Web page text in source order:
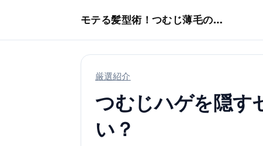
モテる髪型術！つむじ薄毛の隠し方
厳選紹介
つむじハゲを隠す
い？